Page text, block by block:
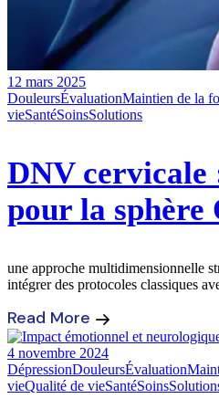
12 mars 2025
DouleursÉvaluationMaintien de la
vieSantéSoinsSolutions
DNV cervicale
pour la sphère
une approche multidimensionnelle
intégrer des protocoles classiques
Read More
4 novembre 2024
DépressionDouleursÉvaluation
vieQualité de vieSantéSoins